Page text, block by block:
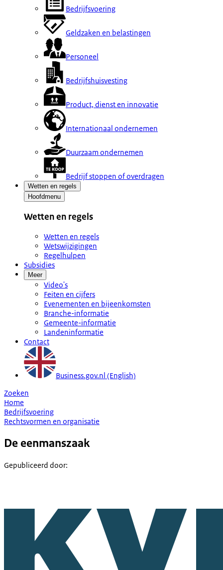
Bedrijfsvoering
Geldzaken en belastingen
Personeel
Bedrijfshuisvesting
Product, dienst en innovatie
Internationaal ondernemen
Duurzaam ondernemen
Bedrijf stoppen of overdragen
Wetten en regels
Hoofdmenu
Wetten en regels
Wetten en regels
Wetswijzigingen
Regelhulpen
Subsidies
Meer
Video's
Feiten en cijfers
Evenementen en bijeenkomsten
Branche-informatie
Gemeente-informatie
Landeninformatie
Contact
Business.gov.nl (English)
Zoeken
Home
Bedrijfsvoering
Rechtsvormen en organisatie
De eenmanszaak
Gepubliceerd door: